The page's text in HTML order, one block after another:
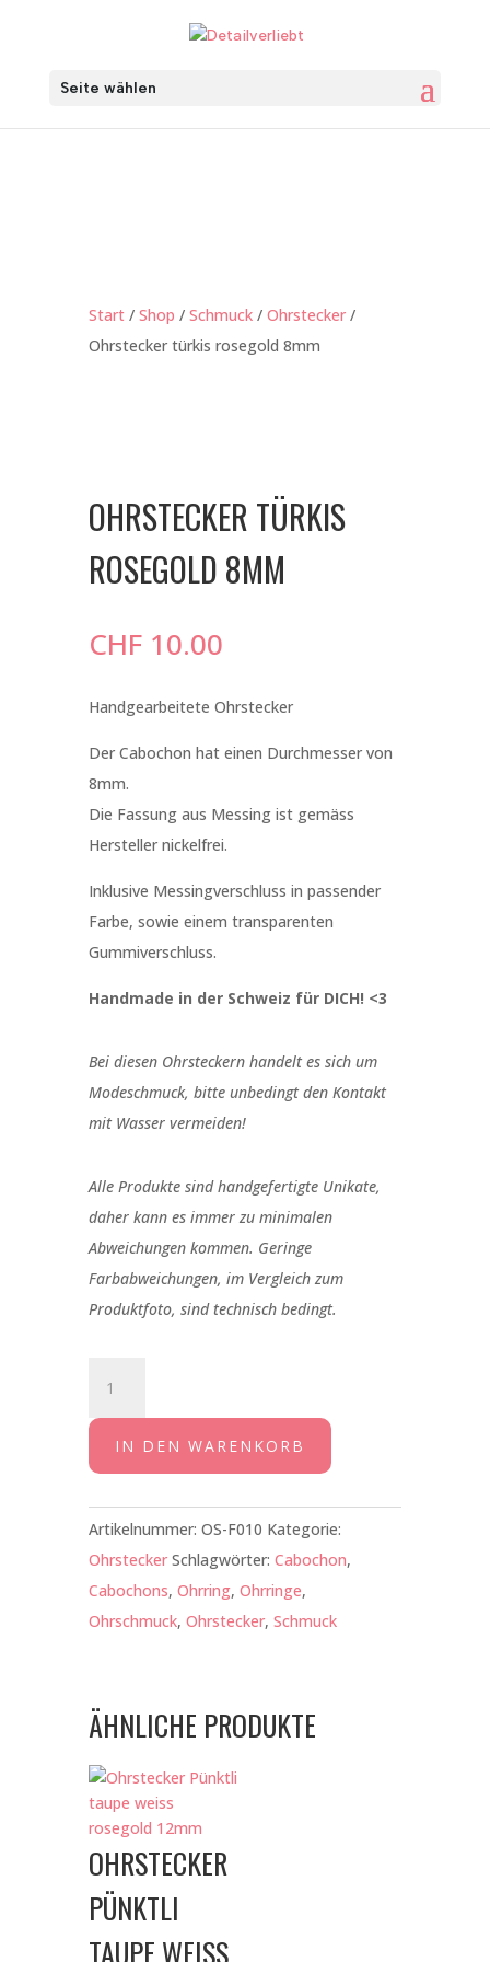
Seite wählen
Start/ Shop / Schmuck/ Ohrstecker/
Ohrstecker türkis rosegold 8mm
OHRSTECKER TÜRKIS
ROSEGOLD 8MM
CHF10.00
Handgearbeitete Ohrstecker
Der Cabochon hat einen Durchmesser von
8mm.
Die Fassung aus Messing ist gemäss
Hersteller nickelfrei.
Inklusive Messingverschluss in passender
Farbe, sowie einem transparenten
Gummiverschluss.
Handmade in der Schweiz für DICH! <3
Bei diesen Ohrsteckern handelt es sich um
Modeschmuck, bitte unbedingt den Kontakt
mit Wasser vermeiden!
Alle Produkte sind handgefertigte Unikate,
daher kann es immer zu minimalen
Abweichungen kommen. Geringe
Farbabweichungen, im Vergleich zum
Produktfoto, sind technisch bedingt.
rosegold
8mm
IN DEN WARENKORB
Artikelnummer: OS-F010 Kategorie:
Ohrstecker Schlagwörter: Cabochon,
Cabochons, Ohrring, Ohrringe,
Ohrschmuck, Ohrstecker, Schmuck
ÄHNLICHE PRODUKTE
OHRSTECKER
PÜNKTLI
TAUPE WEISS